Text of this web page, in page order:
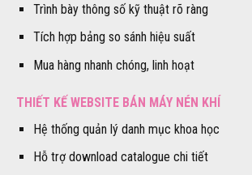
Trình bày thông số kỹ thuật rõ ràng
Tích hợp bảng so sánh hiệu suất
Mua hàng nhanh chóng, linh hoạt
THIẾT KẾ WEBSITE BÁN MÁY NÉN KHÍ
Hệ thống quản lý danh mục khoa học
Hỗ trợ download catalogue chi tiết